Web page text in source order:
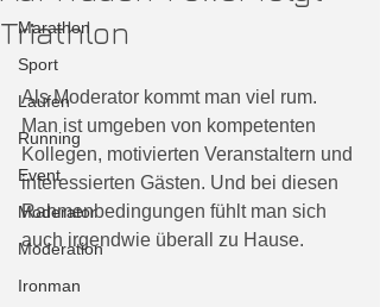
Marathon
Sport
Laufen
Running
Event
Moderator
Moderation
Ironman
Triathlon
Als Moderator kommt man viel rum.
Man ist umgeben von kompetenten
Kollegen, motivierten Veranstaltern und
interessierten Gästen. Und bei diesen
Rahmenbedingungen fühlt man sich
auch irgendwie überall zu Hause.